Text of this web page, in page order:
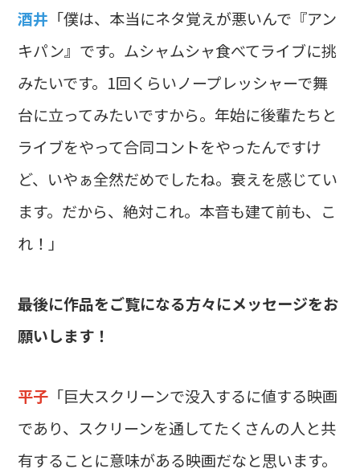
酒井 「僕は、本当にネタ覚えが悪いんで『アン
キパン』です。ムシャムシャ食べてライブに挑
みたいです。1回くらいノープレッシャーで舞
台に立ってみたいですから。年始に後輩たちと
ライブをやって合同コントをやったんですけ
ど、いやぁ全然だめでしたね。衰えを感じてい
ます。だから、絶対これ。本音も建て前も、こ
れ！」
――最後に作品をご覧になる方々にメッセージをお
願いします！
平子 「巨大スクリーンで没入するに値する映画
であり、スクリーンを通してたくさんの人と共
有することに意味がある映画だなと思います。